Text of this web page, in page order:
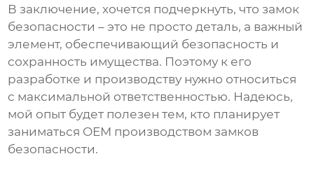
В заключение, хочется подчеркнуть, чтозамок
безопасности – это не просто деталь, а важный
элемент, обеспечивающий безопасность и
сохранность имущества. Поэтому к его
разработке и производству нужно относиться
с максимальной ответственностью. Надеюсь,
мой опыт будет полезен тем, кто планирует
заниматься OEM производствомзамков
безопасности.